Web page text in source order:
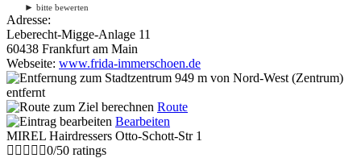
► bitte bewerten
Adresse:
Leberecht-Migge-Anlage 11
60438 Frankfurt am Main
Webseite: www.frida-immerschoen.de
949 m von Nord-West (Zentrum)
entfernt
Route
Bearbeiten
MIREL Hairdressers Otto-Schott-Str 1
0/50 ratings